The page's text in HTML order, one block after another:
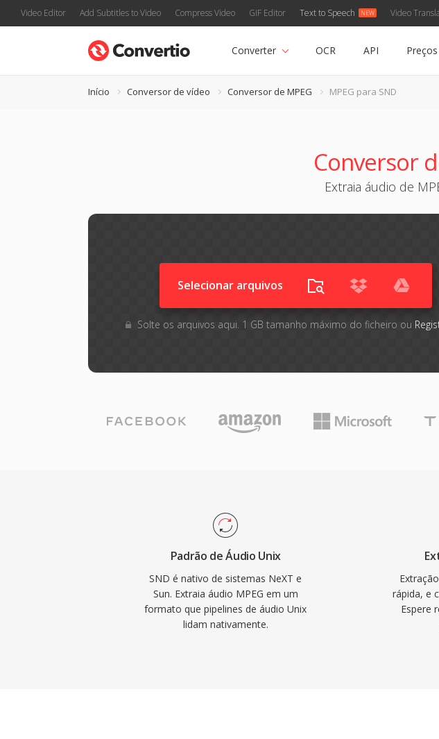
Video Editor Add Subtitles to Video Compress Video GIF Editor Text to Speech Video
Converter OCR API Preços
Início Conversor de vídeo Conversor de MPEG MPEG para SND
Conversor
Extraia áudio de
Selecionar arquivos
Solte os arquivos aqui. 1 GB tamanho máximo do ficheiro ou
Padrão de Áudio Unix
SND é nativo de sistemas NeXT e
Sun. Extraia áudio MPEG em um
formato que pipelines de áudio Unix
lidam nativamente.
rápida, e
Espere